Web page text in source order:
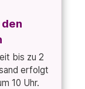
bis zu 2
erfolgt
10 Uhr.